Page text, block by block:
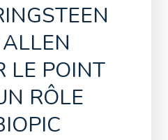
LE POINT
RÔLE